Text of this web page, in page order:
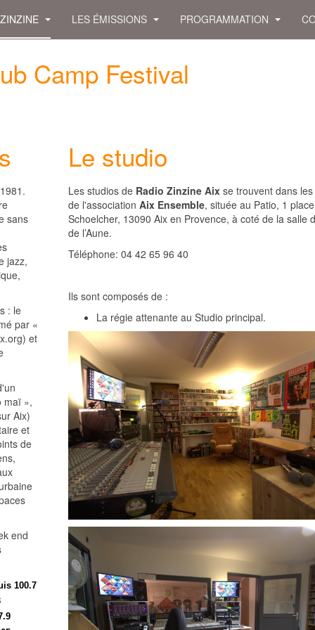
LES ÉMISSIONS PROGRAMMATION
Camp Festival
sans
jazz,
: le
par «
et
maï »,
Aix)
et
de
end
100.7
Le studio
Les studios de Radio Zinzine Aixse trouvent dans les
de l'association Aix Ensemble, située au Patio, 1
Schoelcher, 13090 Aix en Provence, à coté de la salle
de l’Aune.
Téléphone: 04 42 65 96 40
Ils sont composés de :
La régie attenante au Studio principal.